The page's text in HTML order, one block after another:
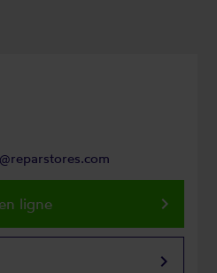
ligne keyboard_arrow_right
keyboard_arrow_right